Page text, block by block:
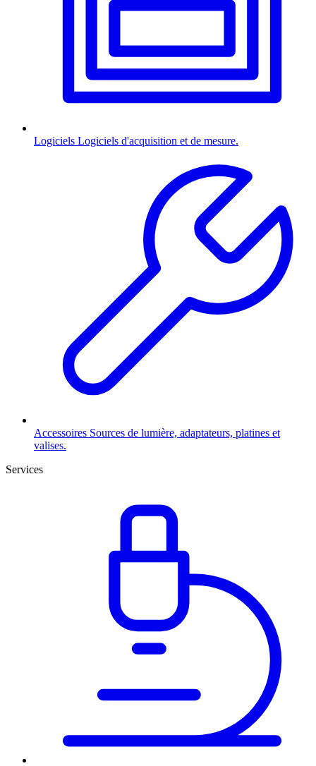
Logiciels Logiciels d'acquisition et de mesure.
Accessoires Sources de lumière, adaptateurs, platines et
valises.
Services